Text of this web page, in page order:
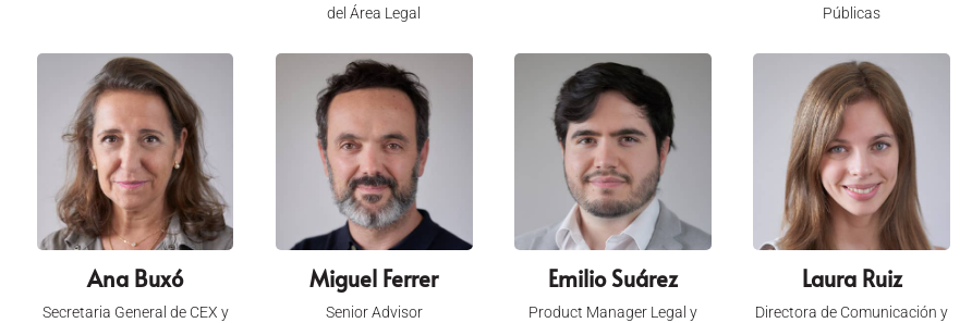
del Área Legal
Públicas
Ana Buxó
Secretaria General de CEX y
Miguel Ferrer
Senior Advisor
Emilio Suárez
Product Manager Legal y
Laura Ruiz
Directora de Comunicación y